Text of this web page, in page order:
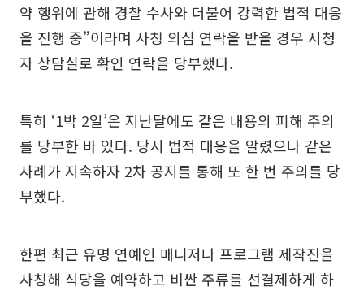
약 행위에 관해 경찰 수사와 더불어 강력한 법적 대응
을 진행 중”이라며 사칭 의심 연락을 받을 경우 시청
자 상담실로 확인 연락을 당부했다.
특히 ‘1박 2일’은 지난달에도 같은 내용의 피해 주의
를 당부한 바 있다. 당시 법적 대응을 알렸으나 같은
사례가 지속하자 2차 공지를 통해 또 한 번 주의를 당
부했다.
한편 최근 유명 연예인 매니저나 프로그램 제작진을
사칭해 식당을 예약하고 비싼 주류를 선결제하게 하